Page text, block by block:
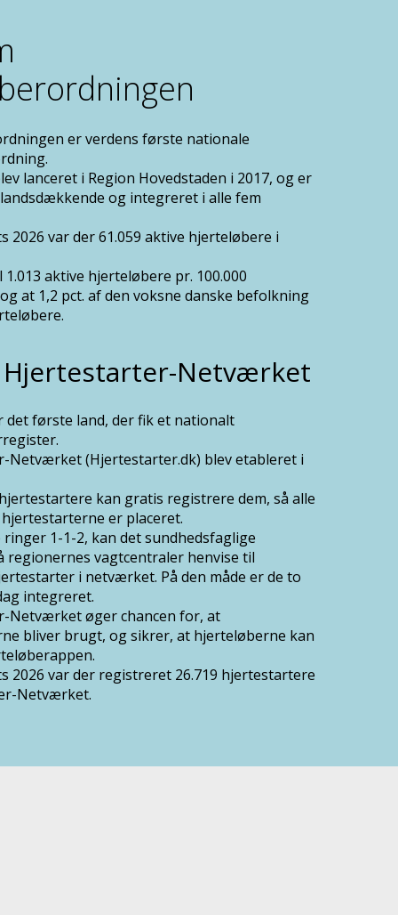
er verdens første nationale
lanceret i Region Hovedstaden i 2017, og er
og integreret i alle fem
2026 var der 61.059 aktive hjerteløbere i
aktive hjerteløbere pr. 100.000
at 1,2 pct. af den voksne danske befolkning
Hjertestarter-Netværket
det første land, der fik et nationalt
Netværket (Hjertestarter.dk) blev etableret i
kan gratis registrere dem, så alle
er placeret.
1-1-2, kan det sundhedsfaglige
regionernes vagtcentraler henvise til
i netværket. På den måde er de to
integreret.
Netværket øger chancen for, at
bliver brugt, og sikrer, at hjerteløberne kan
2026 var der registreret 26.719 hjertestartere
Netværket.